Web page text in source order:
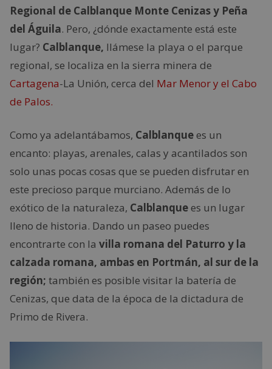
Regional de Calblanque Monte Cenizas y Peña
del Águila. Pero, ¿dónde exactamente está este
lugar? Calblanque, llámese la playa o el parque
regional, se localiza en la sierra minera de
Cartagena-La Unión, cerca del Mar Menor y el Cabo
de Palos.
Como ya adelantábamos, Calblanquees un
encanto: playas, arenales, calas y acantilados son
solo unas pocas cosas que se pueden disfrutar en
este precioso parque murciano. Además de lo
exótico de la naturaleza, Calblanquees un lugar
lleno de historia. Dando un paseo puedes
encontrarte con la villa romana del Paturro y la
calzada romana, ambas en Portmán, al sur de la
región; también es posible visitar la batería de
Cenizas, que data de la época de la dictadura de
Primo de Rivera.